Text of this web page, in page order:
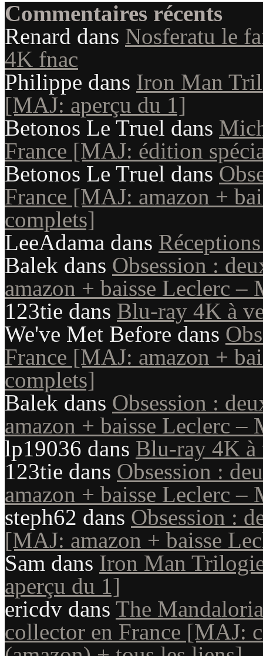
Commentaires récents
Renard dans Nosferatu le
4K fnac
Philippe dans Iron Man
[MAJ: aperçu du 1]
Betonos Le Truel dans
France [MAJ: édition
Betonos Le Truel dans
France [MAJ: amazon +
complets]
LeeAdama dans
Balek dans Obsession :
amazon + baisse Leclerc
123tie dans Blu-ray 4K à
We've Met Before dans
France [MAJ: amazon +
complets]
Balek dans Obsession :
amazon + baisse Leclerc
lp19036 dans Blu-ray 4K à
123tie dans Obsession :
amazon + baisse Leclerc
steph62 dans Obsession :
[MAJ: amazon + baisse
Sam dans Iron Man
aperçu du 1]
ericdv dans The
collector en France [MAJ: